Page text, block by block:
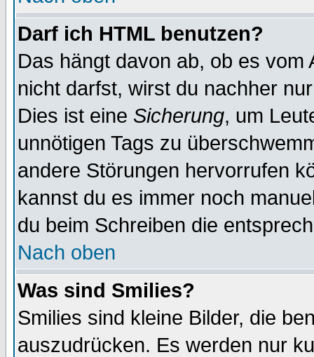
Darf ich HTML benutzen?
Das hängt davon ab, ob es
nicht darfst, wirst du nachher
Dies ist eine Sicherung, um
unnötigen Tags zu
andere Störungen hervorrufen
kannst du es immer noch
du beim Schreiben die
Nach oben
Was sind Smilies?
Smilies sind kleine Bilder, die
auszudrücken. Es werden nur